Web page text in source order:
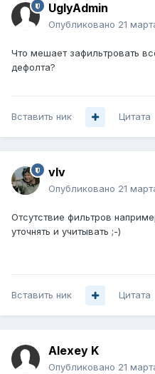
UglyAdmin
Опубликовано 21
Что мешает зафильтровать
дефолта?
Вставить ник Цитата
vIv
Опубликовано 21
Отсутствие фильтров
уточнять и учитывать ;-)
Вставить ник Цитата
Alexey K
Опубликовано 21